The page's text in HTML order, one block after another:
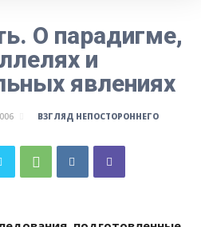
О парадигме,
и
явлениях
ВЗГЛЯД НЕПОСТОРОННЕГО